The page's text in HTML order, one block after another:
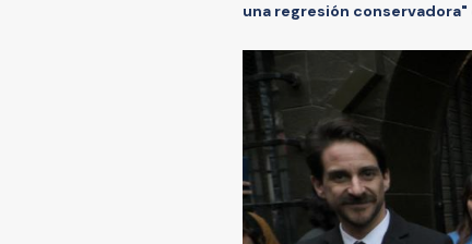
una regresión conservadora"